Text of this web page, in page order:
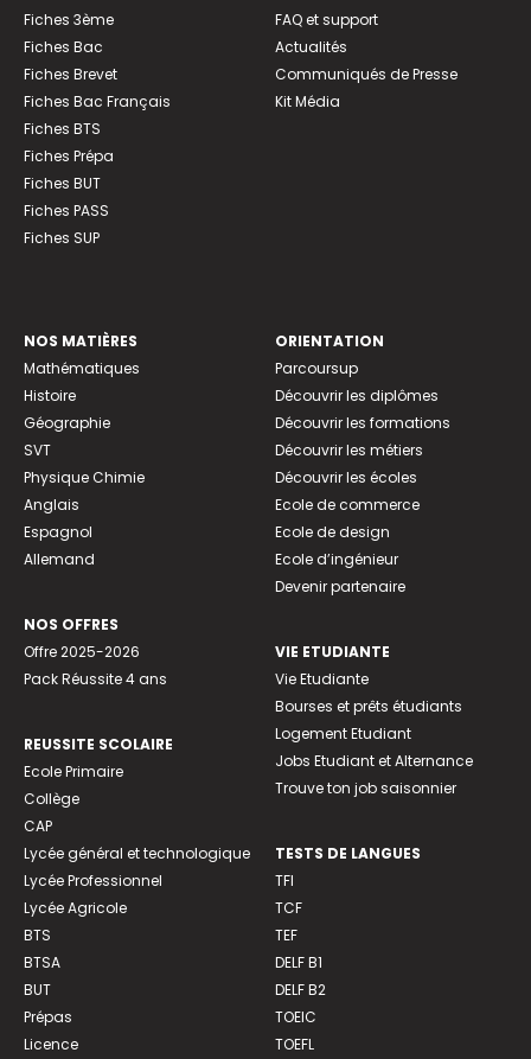
Fiches 3ème
Fiches Bac
Fiches Brevet
Fiches Bac Français
Fiches BTS
Fiches Prépa
Fiches BUT
Fiches PASS
Fiches SUP
FAQ et support
Actualités
Communiqués de Presse
Kit Média
NOS MATIÈRES
Mathématiques
Histoire
Géographie
SVT
Physique Chimie
Anglais
Espagnol
Allemand
NOS OFFRES
Offre 2025-2026
Pack Réussite 4 ans
REUSSITE SCOLAIRE
Ecole Primaire
Collège
CAP
Lycée général et technologique
Lycée Professionnel
Lycée Agricole
BTS
BTSA
BUT
Prépas
Licence
ORIENTATION
Parcoursup
Découvrir les diplômes
Découvrir les formations
Découvrir les métiers
Découvrir les écoles
Ecole de commerce
Ecole de design
Ecole d’ingénieur
Devenir partenaire
VIE ETUDIANTE
Vie Etudiante
Bourses et prêts étudiants
Logement Etudiant
Jobs Etudiant et Alternance
Trouve ton job saisonnier
TESTS DE LANGUES
TFI
TCF
TEF
DELF B1
DELF B2
TOEIC
TOEFL